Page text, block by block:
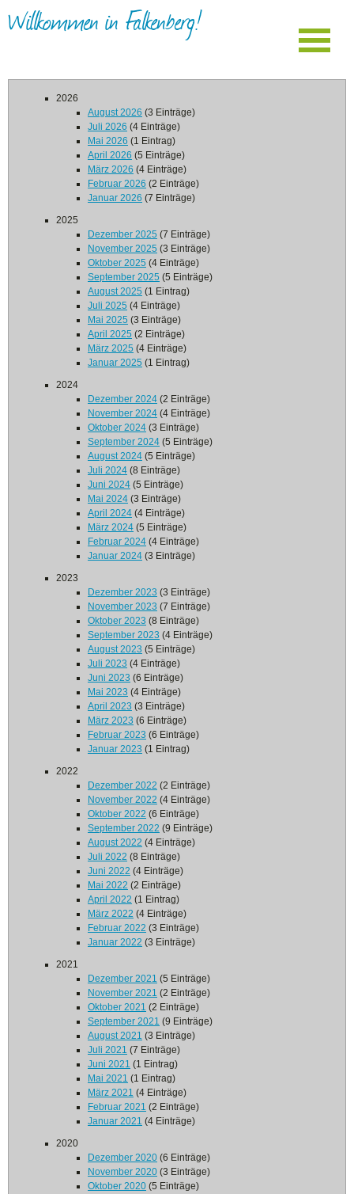
Willkommen in Falkenberg!
2026
August 2026 (3 Einträge)
Juli 2026 (4 Einträge)
Mai 2026 (1 Eintrag)
April 2026 (5 Einträge)
März 2026 (4 Einträge)
Februar 2026 (2 Einträge)
Januar 2026 (7 Einträge)
2025
Dezember 2025 (7 Einträge)
November 2025 (3 Einträge)
Oktober 2025 (4 Einträge)
September 2025 (5 Einträge)
August 2025 (1 Eintrag)
Juli 2025 (4 Einträge)
Mai 2025 (3 Einträge)
April 2025 (2 Einträge)
März 2025 (4 Einträge)
Januar 2025 (1 Eintrag)
2024
Dezember 2024 (2 Einträge)
November 2024 (4 Einträge)
Oktober 2024 (3 Einträge)
September 2024 (5 Einträge)
August 2024 (5 Einträge)
Juli 2024 (8 Einträge)
Juni 2024 (5 Einträge)
Mai 2024 (3 Einträge)
April 2024 (4 Einträge)
März 2024 (5 Einträge)
Februar 2024 (4 Einträge)
Januar 2024 (3 Einträge)
2023
Dezember 2023 (3 Einträge)
November 2023 (7 Einträge)
Oktober 2023 (8 Einträge)
September 2023 (4 Einträge)
August 2023 (5 Einträge)
Juli 2023 (4 Einträge)
Juni 2023 (6 Einträge)
Mai 2023 (4 Einträge)
April 2023 (3 Einträge)
März 2023 (6 Einträge)
Februar 2023 (6 Einträge)
Januar 2023 (1 Eintrag)
2022
Dezember 2022 (2 Einträge)
November 2022 (4 Einträge)
Oktober 2022 (6 Einträge)
September 2022 (9 Einträge)
August 2022 (4 Einträge)
Juli 2022 (8 Einträge)
Juni 2022 (4 Einträge)
Mai 2022 (2 Einträge)
April 2022 (1 Eintrag)
März 2022 (4 Einträge)
Februar 2022 (3 Einträge)
Januar 2022 (3 Einträge)
2021
Dezember 2021 (5 Einträge)
November 2021 (2 Einträge)
Oktober 2021 (2 Einträge)
September 2021 (9 Einträge)
August 2021 (3 Einträge)
Juli 2021 (7 Einträge)
Juni 2021 (1 Eintrag)
Mai 2021 (1 Eintrag)
März 2021 (4 Einträge)
Februar 2021 (2 Einträge)
Januar 2021 (4 Einträge)
2020
Dezember 2020 (6 Einträge)
November 2020 (3 Einträge)
Oktober 2020 (5 Einträge)